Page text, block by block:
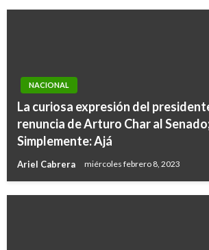
NACIONAL
La curiosa expresión del
renuncia de Arturo Char al
Simplemente: Ajá
Ariel Cabrera miércoles febrero 8, 2023